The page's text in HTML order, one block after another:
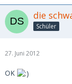
die
Schüler
27. Juni 2012
OK